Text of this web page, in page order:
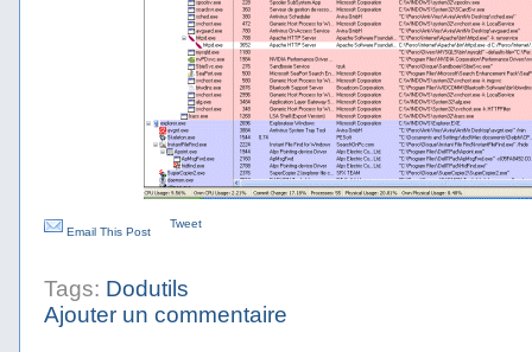
Email This Post
Tweet
Tags: Dodutils
Ajouter un commentaire